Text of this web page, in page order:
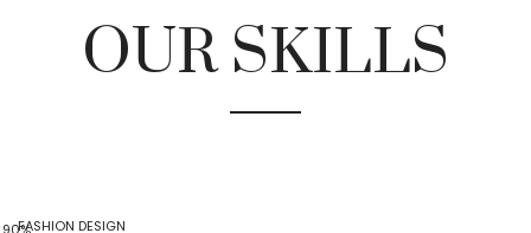
OUR SKILLS
FASHION DESIGN